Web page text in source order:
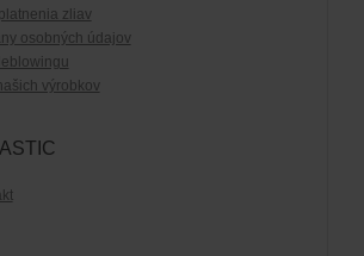
zliav
osobných údajov
výrobkov